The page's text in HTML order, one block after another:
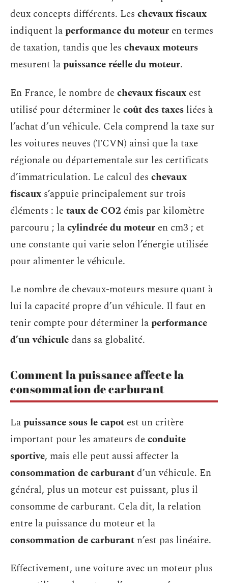
deux concepts différents. Les chevaux fiscaux
indiquent laperformance du moteur en termes
de taxation, tandis que les chevaux moteurs
mesurent lapuissance réelle du moteur.
En France, le nombre dechevaux fiscaux est
utilisé pour déterminer lecoût des taxes liées à
l’achat d’un véhicule. Cela comprend la taxe sur
les voitures neuves (TCVN) ainsi que la taxe
régionale ou départementale sur les certificats
d’immatriculation. Le calcul des chevaux
fiscaux s’appuie principalement sur trois
éléments : letaux de CO2 émis par kilomètre
parcouru ; lacylindrée du moteur en cm3 ; et
une constante qui varie selon l’énergie utilisée
pour alimenter le véhicule.
Le nombre de chevaux-moteurs mesure quant à
lui la capacité propre d’un véhicule. Il faut en
tenir compte pour déterminer laperformance
d’un véhiculedans sa globalité.
Comment la puissance affecte la
consommation de carburant
Lapuissance sous le capot est un critère
important pour les amateurs deconduite
sportive, mais elle peut aussi affecter la
consommation de carburantd’un véhicule. En
général, plus un moteur est puissant, plus il
consomme de carburant. Cela dit, la relation
entre la puissance du moteur et la
consommation de carburant n’est pas linéaire.
Effectivement, une voiture avec un moteur plus